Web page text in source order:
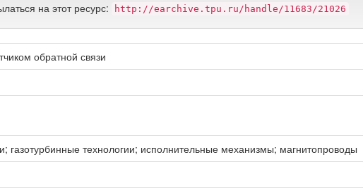
на этот ресурс: http://earchive.tpu.ru/handle/11683/21026
обратной связи
газотурбинные технологии; исполнительные механизмы; магнитопроводы